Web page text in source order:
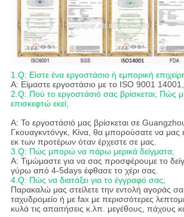
1.Q: Είστε ένα εργοστάσιο ή εμπορική
Α: Είμαστε εργοστάσιο με το ISO 9001
2.Q: Πού το εργοστάσιό σας βρίσκεται; Πώς
επισκεφτώ εκεί;
Α: Το εργοστάσιό μας βρίσκεται σε
Γκουαγκντόνγκ, Κίνα, θα μπορούσατε να μας
εκ των προτέρων όταν έρχεστε σε μας.
3.Q: Πώς μπορώ να πάρω μερικά δείγματα;
Α: Τιμώμαστε για να σας προσφέρουμε το
γύρω από 4-5days έφθασε το χέρι σας.
4.Q: Πώς να διατάξει για το έγγραφό σας;
Παρακαλώ μας στείλετε την εντολή αγοράς
ταχυδρομείο ή με fax με περισσότερες
κυλά τις απαιτήσεις κ.λπ. μεγέθους, πάχους